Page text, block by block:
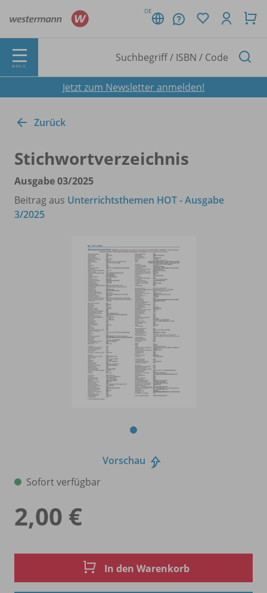
DE
MENÜ
Jetzt zum Newsletter anmelden!
Zurück
Stichwortverzeichnis
Ausgabe 03/2025
Beitrag aus Unterrichtsthemen HOT - Ausgabe
3/2025
Vorschau
Sofort verfügbar
2,00 €
In den Warenkorb